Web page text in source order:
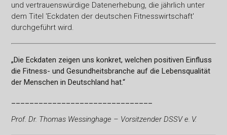
und vertrauenswürdige Datenerhebung, die jährlich unter
dem Titel 'Eckdaten der deutschen Fitnesswirtschaft'
durchgeführt wird.
„Die Eckdaten zeigen uns konkret, welchen positiven Einfluss
die Fitness- und Gesundheitsbranche auf die Lebensqualität
der Menschen in Deutschland hat.“
Prof. Dr. Thomas Wessinghage – Vorsitzender DSSV e. V.